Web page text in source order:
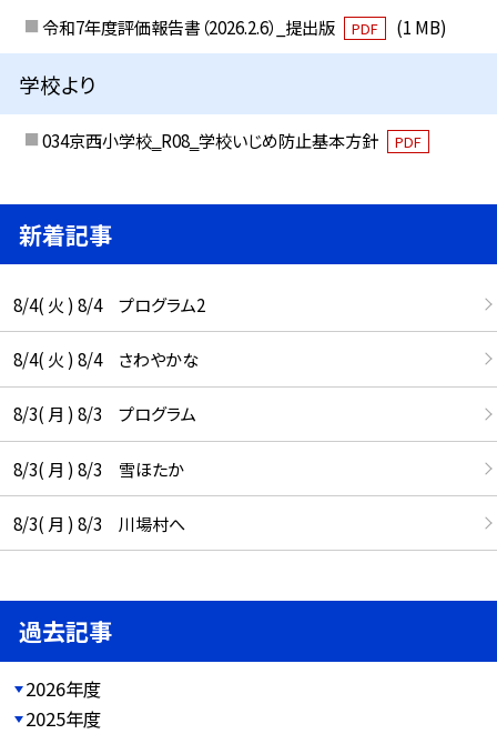
令和7年度評価報告書（2026.2.6）_提出版
PDF (1 MB)
学校より
034京西小学校‗R08‗学校いじめ防止基本方針 PDF
新着記事
8/4( 火 ) 8/4 プログラム2
8/4( 火 ) 8/4 さわやかな
8/3( 月 ) 8/3 プログラム
8/3( 月 ) 8/3 雪ほたか
8/3( 月 ) 8/3 川場村へ
過去記事
2026年度
2025年度